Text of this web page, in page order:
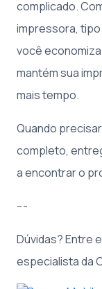
complicado.
impressora,
você
mantém sua
mais tempo.
Quando
completo,
a encontrar o
---
Dúvidas? Entre
especialista da